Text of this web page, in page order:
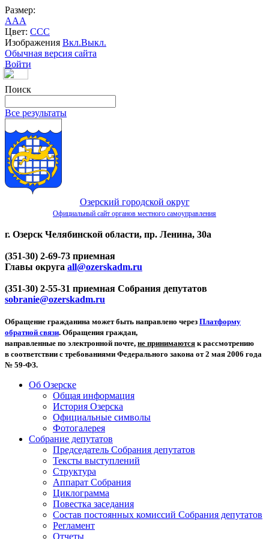
Размер:
AAA
Цвет: CCC
Изображения Вкл.Выкл.
Обычная версия сайта
Войти
Поиск
Все результаты
Озерский городской округ
Официальный сайт органов местного самоуправления
г. Озерск Челябинской области, пр. Ленина, 30а
(351-30) 2-69-73 приемная
Главы округа all@ozerskadm.ru
(351-30) 2-55-31 приемная Собрания депутатов
sobranie@ozerskadm.ru
Обращение гражданина может быть направлено через Платформу
обратной связи. Обращения граждан,
направленные по электронной почте, не принимаются к рассмотрению
в соответствии с требованиями Федерального закона от 2 мая 2006 года
№ 59-ФЗ.
Об Озерске
Общая информация
История Озерска
Официальные символы
Фотогалерея
Собрание депутатов
Председатель Собрания депутатов
Тексты выступлений
Структура
Аппарат Собрания
Циклограмма
Повестка заседания
Состав постоянных комиссий Собрания депутатов
Регламент
Отчеты